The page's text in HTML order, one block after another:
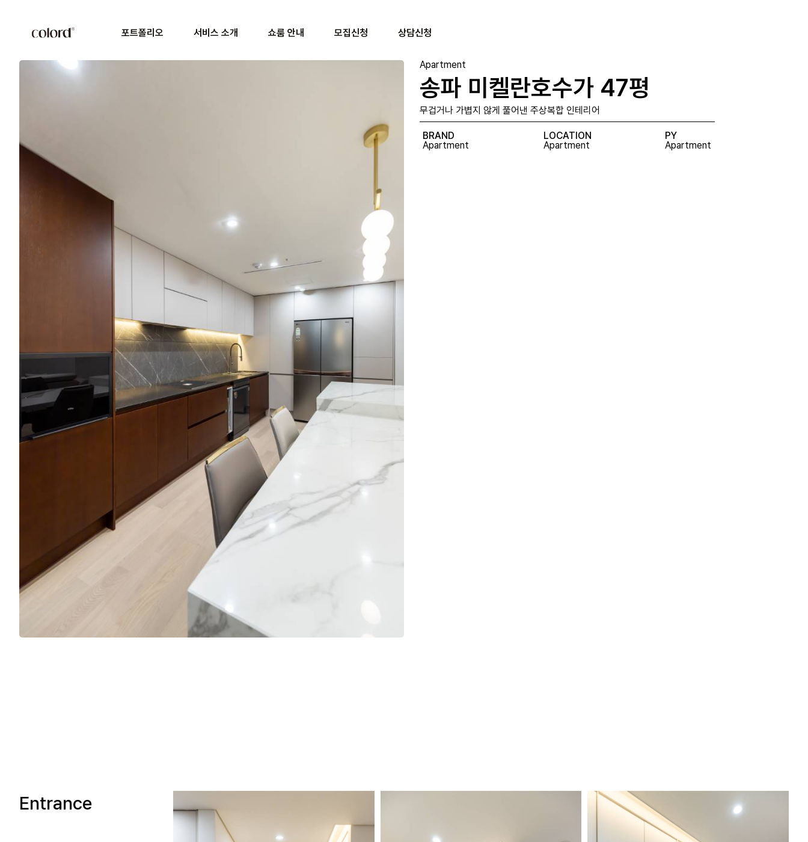
포트폴리오 서비스 소개 쇼룸 안내 모집신청 상담신청
Apartment
송파 미켈란호수가 47평
무겁거나 가볍지 않게 풀어낸 주상복합 인테리어
BRAND
Apartment
LOCATION
Apartment
PY
Apartment
Entrance